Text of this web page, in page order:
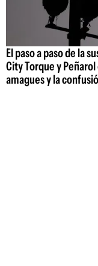
El paso a paso de la
City Torque y
amagues y la